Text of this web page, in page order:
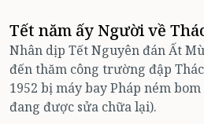
Tết năm ấy Người về
Nhân dịp Tết Nguyên đán Ất
đến thăm công trường đập
1952 bị máy bay Pháp ném
đang được sửa chữa lại).